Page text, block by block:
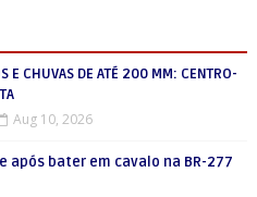
E CHUVAS DE ATÉ 200 MM: CENTRO-
Aug 10, 2026
após bater em cavalo na BR-277